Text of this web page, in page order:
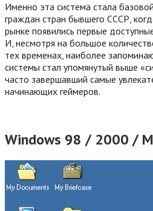
Именно эта система стала
граждан стран бывшего СССР,
рынке появились первые
И, несмотря на большое
тех временах, наиболее
системы стал упомянутый выше
часто завершавший самые
начинающих геймеров.
Windows 98 / 2000 /